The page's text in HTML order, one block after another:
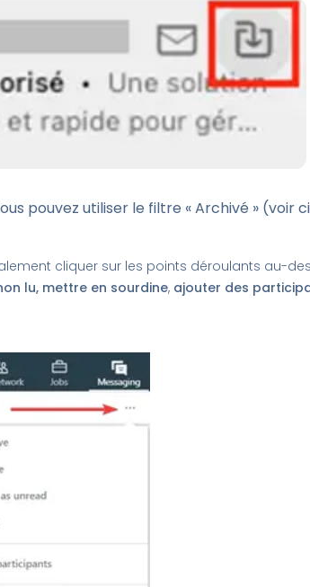
pouvez utiliser le filtre « Archivé »
cliquer sur les points déroulants au-
lu, mettre en sourdine, ajouter des